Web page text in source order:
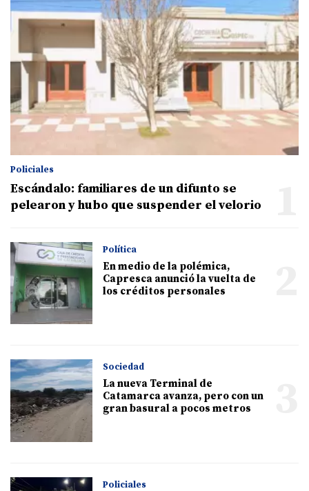
Policiales
Escándalo: familiares de un difunto se
pelearon y hubo que suspender el velorio
Política
En medio de la polémica,
Capresca anunció la vuelta de
los créditos personales
Sociedad
La nueva Terminal de
Catamarca avanza, pero con un
gran basural a pocos metros
Policiales